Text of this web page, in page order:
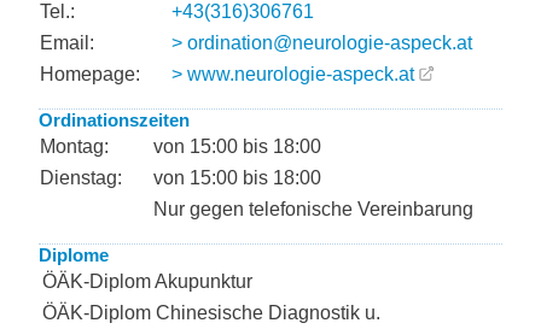
Tel.:
+43(316)306761
Email:
> ordination@neurologie-aspeck.at
Homepage:
> www.neurologie-aspeck.at
Ordinationszeiten
Montag:
von 15:00 bis 18:00
Dienstag:
von 15:00 bis 18:00
Nur gegen telefonische Vereinbarung
Diplome
ÖÄK-Diplom Akupunktur
ÖÄK-Diplom Chinesische Diagnostik u.